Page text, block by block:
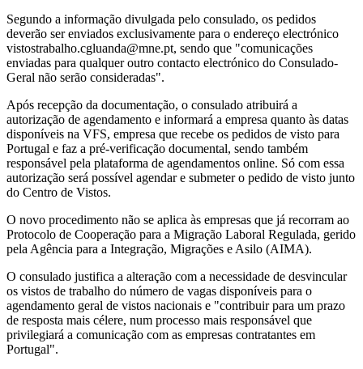
Segundo a informação divulgada pelo consulado, os pedidos
deverão ser enviados exclusivamente para o endereço electrónico
vistostrabalho.cgluanda@mne.pt, sendo que "comunicações
enviadas para qualquer outro contacto electrónico do Consulado-
Geral não serão consideradas".
Após recepção da documentação, o consulado atribuirá a
autorização de agendamento e informará a empresa quanto às datas
disponíveis na VFS, empresa que recebe os pedidos de visto para
Portugal e faz a pré-verificação documental, sendo também
responsável pela plataforma de agendamentos online. Só com essa
autorização será possível agendar e submeter o pedido de visto junto
do Centro de Vistos.
O novo procedimento não se aplica às empresas que já recorram ao
Protocolo de Cooperação para a Migração Laboral Regulada, gerido
pela Agência para a Integração, Migrações e Asilo (AIMA).
O consulado justifica a alteração com a necessidade de desvincular
os vistos de trabalho do número de vagas disponíveis para o
agendamento geral de vistos nacionais e "contribuir para um prazo
de resposta mais célere, num processo mais responsável que
privilegiará a comunicação com as empresas contratantes em
Portugal".